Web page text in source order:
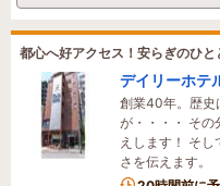
都心へ好アクセス！安らぎのひ
デイリーホテ
創業40年。歴史
が・・・・ その
えします！ そ
さを伝えます。